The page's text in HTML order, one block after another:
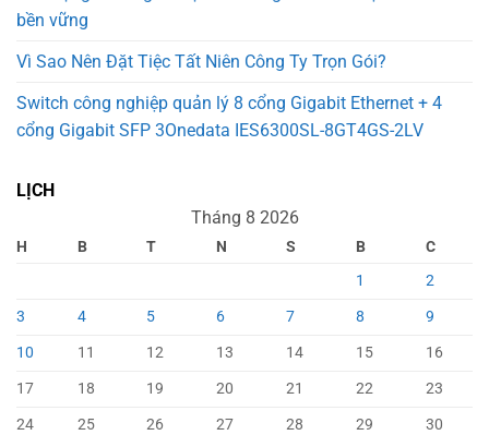
bền vững
Vì Sao Nên Đặt Tiệc Tất Niên Công Ty Trọn Gói?
Switch công nghiệp quản lý 8 cổng Gigabit Ethernet + 4
cổng Gigabit SFP 3Onedata IES6300SL-8GT4GS-2LV
LỊCH
Tháng 8 2026
H B T N S B
C
1
2
3
4 5 6 7 8
9
10
11 12 13 14 15
16
17
18 19 20 21 22
23
24
25 26 27 28 29
30